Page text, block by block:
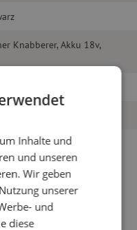
Knabberer, Akku 18v,
Inhalte und
und unseren
Wir geben
unserer
und
diese